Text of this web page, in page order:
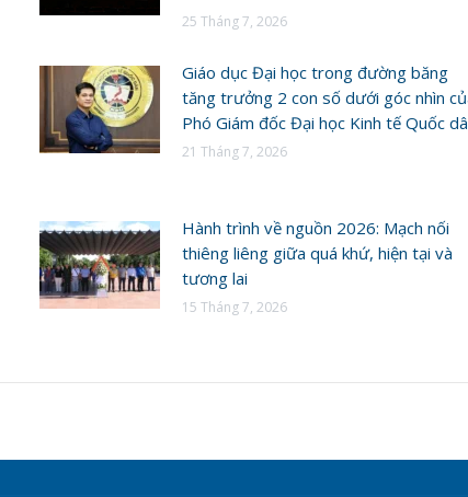
25 Tháng 7, 2026
Giáo dục Đại học trong đường băng
tăng trưởng 2 con số dưới góc nhìn
Phó Giám đốc Đại học Kinh tế Quốc
21 Tháng 7, 2026
Hành trình về nguồn 2026: Mạch nối
thiêng liêng giữa quá khứ, hiện tại và
tương lai
15 Tháng 7, 2026